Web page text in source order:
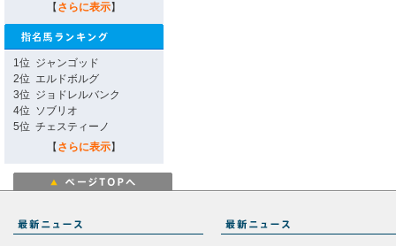
【 さらに表示】
1位 ジャンゴッド
2位 エルドボルグ
3位 ジョドレルバンク
4位 ソブリオ
5位 チェスティーノ
【 さらに表示】